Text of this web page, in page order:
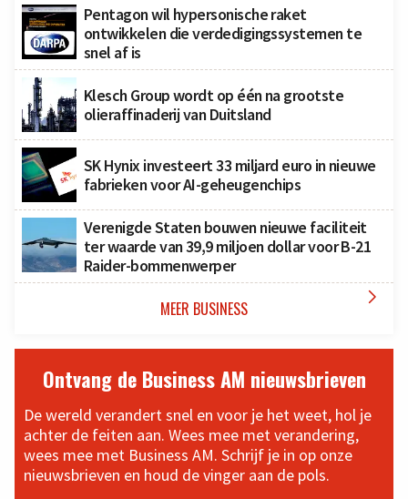
Pentagon wil hypersonische raket
ontwikkelen die verdedigingssystemen te
snel af is
Klesch Group wordt op één na grootste
olieraffinaderij van Duitsland
SK Hynix investeert 33 miljard euro in nieuwe
fabrieken voor AI-geheugenchips
Verenigde Staten bouwen nieuwe faciliteit
ter waarde van 39,9 miljoen dollar voor B-21
Raider-bommenwerper
MEER BUSINESS 
Ontvang de Business AM nieuwsbrieven
De wereld verandert snel en voor je het weet, hol je
achter de feiten aan. Wees mee met verandering,
wees mee met Business AM. Schrijf je in op onze
nieuwsbrieven en houd de vinger aan de pols.